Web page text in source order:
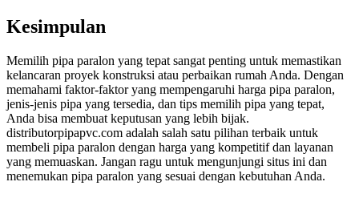
Kesimpulan
Memilih pipa paralon yang tepat sangat penting untuk memastikan
kelancaran proyek konstruksi atau perbaikan rumah Anda. Dengan
memahami faktor-faktor yang mempengaruhi harga pipa paralon,
jenis-jenis pipa yang tersedia, dan tips memilih pipa yang tepat,
Anda bisa membuat keputusan yang lebih bijak.
distributorpipapvc.com adalah salah satu pilihan terbaik untuk
membeli pipa paralon dengan harga yang kompetitif dan layanan
yang memuaskan. Jangan ragu untuk mengunjungi situs ini dan
menemukan pipa paralon yang sesuai dengan kebutuhan Anda.